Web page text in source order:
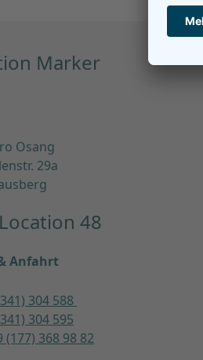
Osang
29a
Anfahrt
304 588
304 595
(177) 368 98 82